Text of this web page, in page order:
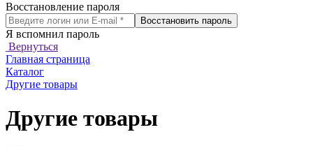
Восстановление пароля
Восстановить пароль
Я вспомнил пароль
Вернуться
Главная страница
Каталог
Другие товары
Другие товары